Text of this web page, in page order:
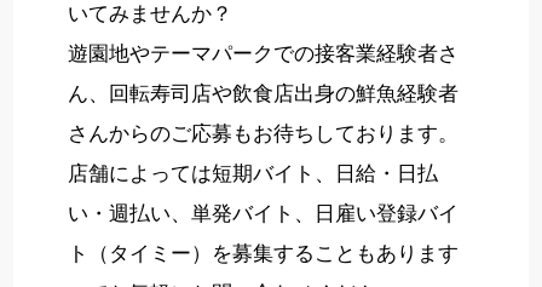
いてみませんか？
遊園地やテーマパークでの接客業経験者さ
ん、回転寿司店や飲食店出身の鮮魚経験者
さんからのご応募もお待ちしております。
店舗によっては短期バイト、日給・日払
い・週払い、単発バイト、日雇い登録バイ
ト（タイミー）を募集することもあります